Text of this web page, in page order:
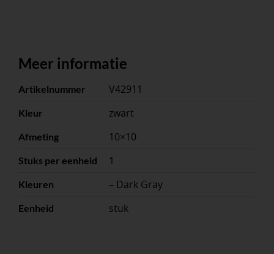
Meer informatie
Artikelnummer V42911
Kleur zwart
Afmeting 10×10
Stuks per eenheid 1
Kleuren – Dark Gray
Eenheid stuk